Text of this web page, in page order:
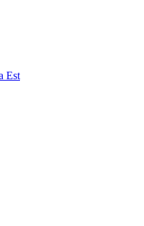
Est